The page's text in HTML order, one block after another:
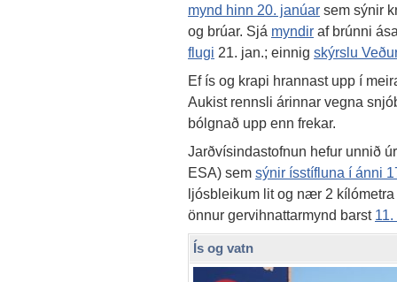
mynd hinn 20. janúar sem sýnir
og brúar. Sjá myndir af brúnni
flugi 21. jan.; einnig skýrslu
Ef ís og krapi hrannast upp í
Aukist rennsli árinnar vegna
bólgnað upp enn frekar.
Jarðvísindastofnun hefur unnið
ESA) sem sýnir ísstífluna í ánni
ljósbleikum lit og nær 2
önnur gervihnattarmynd barst
Ís og vatn